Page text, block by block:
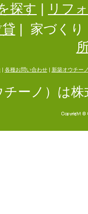
探す
リフ
家づくり
各種お問い合わせ| 新築オウチー
チーノ）は